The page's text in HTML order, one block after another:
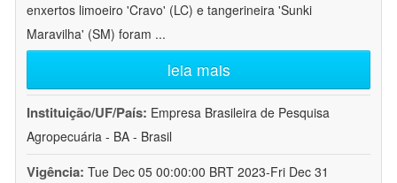
enxertos limoeiro 'Cravo' (LC) e tangerineira 'Sunki
Maravilha' (SM) foram ...
leia mais
Instituição/UF/País: Empresa Brasileira de Pesquisa
Agropecuária - BA - Brasil
Vigência: Tue Dec 05 00:00:00 BRT 2023-Fri Dec 31